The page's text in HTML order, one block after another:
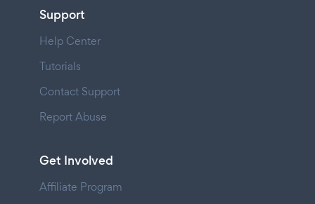
Support
Help Center
Tutorials
Contact Support
Report Abuse
Get Involved
Affiliate Program